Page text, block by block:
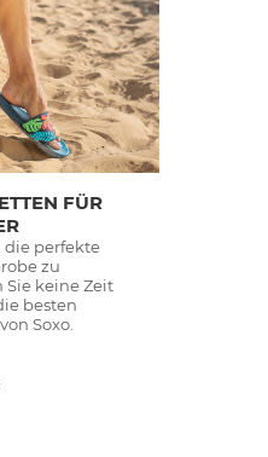
FÜR
die perfekte
zu
Sie keine Zeit
besten
Soxo.